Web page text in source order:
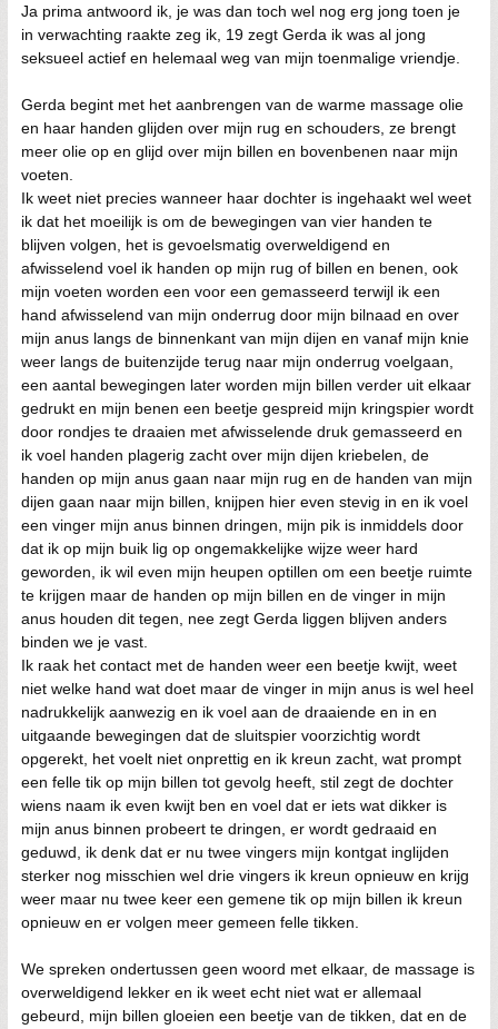
Ja prima antwoord ik, je was dan toch wel nog erg jong toen je
in verwachting raakte zeg ik, 19 zegt Gerda ik was al jong
seksueel actief en helemaal weg van mijn toenmalige vriendje.
Gerda begint met het aanbrengen van de warme massage olie
en haar handen glijden over mijn rug en schouders, ze brengt
meer olie op en glijd over mijn billen en bovenbenen naar mijn
voeten.
Ik weet niet precies wanneer haar dochter is ingehaakt wel weet
ik dat het moeilijk is om de bewegingen van vier handen te
blijven volgen, het is gevoelsmatig overweldigend en
afwisselend voel ik handen op mijn rug of billen en benen, ook
mijn voeten worden een voor een gemasseerd terwijl ik een
hand afwisselend van mijn onderrug door mijn bilnaad en over
mijn anus langs de binnenkant van mijn dijen en vanaf mijn knie
weer langs de buitenzijde terug naar mijn onderrug voelgaan,
een aantal bewegingen later worden mijn billen verder uit elkaar
gedrukt en mijn benen een beetje gespreid mijn kringspier wordt
door rondjes te draaien met afwisselende druk gemasseerd en
ik voel handen plagerig zacht over mijn dijen kriebelen, de
handen op mijn anus gaan naar mijn rug en de handen van mijn
dijen gaan naar mijn billen, knijpen hier even stevig in en ik voel
een vinger mijn anus binnen dringen, mijn pik is inmiddels door
dat ik op mijn buik lig op ongemakkelijke wijze weer hard
geworden, ik wil even mijn heupen optillen om een beetje ruimte
te krijgen maar de handen op mijn billen en de vinger in mijn
anus houden dit tegen, nee zegt Gerda liggen blijven anders
binden we je vast.
Ik raak het contact met de handen weer een beetje kwijt, weet
niet welke hand wat doet maar de vinger in mijn anus is wel heel
nadrukkelijk aanwezig en ik voel aan de draaiende en in en
uitgaande bewegingen dat de sluitspier voorzichtig wordt
opgerekt, het voelt niet onprettig en ik kreun zacht, wat prompt
een felle tik op mijn billen tot gevolg heeft, stil zegt de dochter
wiens naam ik even kwijt ben en voel dat er iets wat dikker is
mijn anus binnen probeert te dringen, er wordt gedraaid en
geduwd, ik denk dat er nu twee vingers mijn kontgat inglijden
sterker nog misschien wel drie vingers ik kreun opnieuw en krijg
weer maar nu twee keer een gemene tik op mijn billen ik kreun
opnieuw en er volgen meer gemeen felle tikken.
We spreken ondertussen geen woord met elkaar, de massage is
overweldigend lekker en ik weet echt niet wat er allemaal
gebeurd, mijn billen gloeien een beetje van de tikken, dat en de